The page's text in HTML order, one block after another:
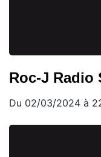
Roc-J Radio
Du 02/03/2024 à